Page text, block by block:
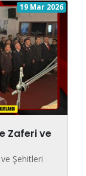
19 Mar 2026
Zaferi ve
Şehitleri